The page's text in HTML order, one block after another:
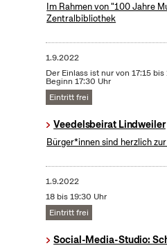
Im Rahmen von "100 Jahre
Zentralbibliothek
1.9.2022
Der Einlass ist nur von 17:15
Beginn 17:30 Uhr
Eintritt frei
Veedelsbeirat Lindweiler
Bürger*innen sind herzlich
1.9.2022
18 bis 19:30 Uhr
Eintritt frei
Social-Media-Studio: